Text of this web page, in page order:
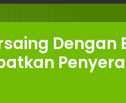
Dengan